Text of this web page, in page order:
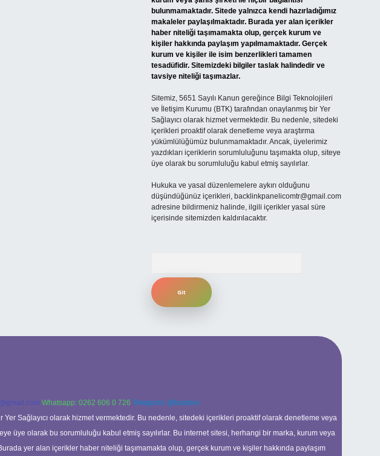
bulunmamaktadır. Sitede yalnızca kendi hazırladığımız
makaleler paylaşılmaktadır. Burada yer alan içerikler
haber niteliği taşımamakta olup, gerçek kurum ve
kişiler hakkında paylaşım yapılmamaktadır. Gerçek
kurum ve kişiler ile isim benzerlikleri tamamen
tesadüfidir. Sitemizdeki bilgiler taslak halindedir ve
tavsiye niteliği taşımazlar.
Sitemiz, 5651 Sayılı Kanun gereğince Bilgi Teknolojileri
ve İletişim Kurumu (BTK) tarafından onaylanmış bir Yer
Sağlayıcı olarak hizmet vermektedir. Bu nedenle, sitedeki
içerikleri proaktif olarak denetleme veya araştırma
yükümlülüğümüz bulunmamaktadır. Ancak, üyelerimiz
yazdıkları içeriklerin sorumluluğunu taşımakta olup, siteye
üye olarak bu sorumluluğu kabul etmiş sayılırlar.
Hukuka ve yasal düzenlemelere aykırı olduğunu
düşündüğünüz içerikleri, backlinkpanelicomtr@gmail.com
adresine bildirmeniz halinde, ilgili içerikler yasal süre
içerisinde sitemizden kaldırılacaktır.
Whatsapp: 0262 606 0 726 Telegram: @karabul
Sağlayıcı olarak hizmet vermektedir. Bu nedenle, sitedeki içerikleri proaktif olarak denetleme veya
üye olarak bu sorumluluğu kabul etmiş sayılırlar. Bu internet sitesi, herhangi bir marka, kurum veya
yer alan içerikler haber niteliği taşımamakta olup, gerçek kurum ve kişiler hakkında paylaşım